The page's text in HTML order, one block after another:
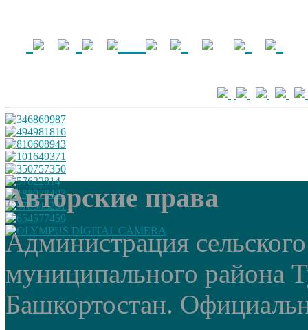
Авторские права
Администрация
муниципального района
Башкортостан.